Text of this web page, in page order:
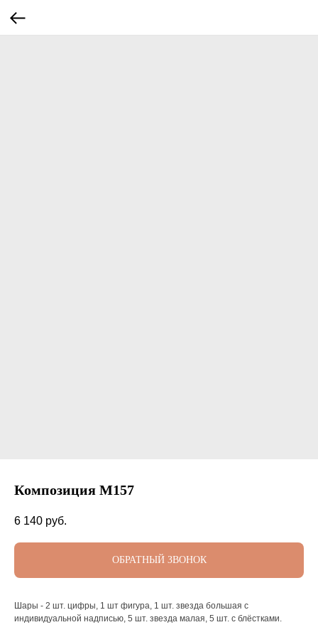
Композиция М157
6 140 руб.
ОБРАТНЫЙ ЗВОНОК
Шары - 2 шт. цифры, 1 шт фигура, 1 шт. звезда большая с
индивидуальной надписью, 5 шт. звезда малая, 5 шт. с блёстками.